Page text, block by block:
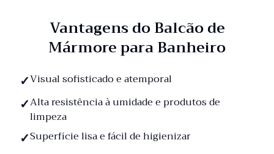
Vantagens do Balcão de
Mármore para Banheiro
Visual sofisticado e atemporal
Alta resistência à umidade e produtos de
limpeza
Superfície lisa e fácil de higienizar